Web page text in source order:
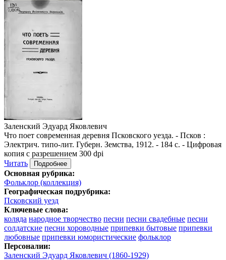
Заленский Эдуард Яковлевич
Что поет современная деревня Псковского уезда. - Псков :
Электрич. типо-лит. Губерн. Земства, 1912. - 184 с. - Цифровая
копия с разрешением 300 dpi
Читать
Подробнее
Основная рубрика:
Фольклор (коллекция)
Географическая подрубрика:
Псковский уезд
Ключевые слова:
коляда народное творчество песни песни свадебные песни
солдатские песни хороводные припевки бытовые припевки
любовные припевки юмористические фольклор
Персоналии:
Заленский Эдуард Яковлевич (1860-1929)